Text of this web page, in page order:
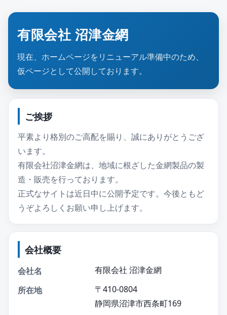
有限会社 沼津金網
現在、ホームページをリニューアル準備中のため、
仮ページとして公開しております。
ご挨拶
平素より格別のご高配を賜り、誠にありがとうござ
います。
有限会社沼津金網は、地域に根ざした金網製品の製
造・販売を行っております。
正式なサイトは近日中に公開予定です。今後ともど
うぞよろしくお願い申し上げます。
会社概要
会社名
有限会社 沼津金網
所在地
〒410-0804
静岡県沼津市西条町169